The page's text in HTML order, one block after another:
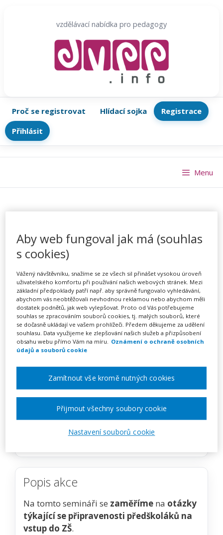
vzdělávací nabídka pro pedagogy
Proč se registrovat Hlídací sojka
Registrace
Přihlásit
Školní zralost – Kritéria
školní zralosti – kurz na klíč
PořádáINFRA, s.r.o.
TERMÍN
na klíč
MÍSTO
Celá ČR
16900 Kč
Zobrazit akci na webu pořadatele
Popis akce
Na tomto semináři se zaměříme na otázky
týkající se připravenosti předškoláků na
vstup do ZŠ.
Menu
Aby web fungoval jak má (souhlas
s cookies)
Vážený návštěvníku, snažíme se ze všech sil přinášet vysokou úroveň
uživatelského komfortu při používání našich webových stránek. Mezi
základní předpoklady patří např. aby správně fungovalo vyhledávání,
abychom vás neobtěžovali nevhodnou reklamou nebo abychom měli
dostatek podnětů, jak web vylepšovat. Proto od Vás potřebujeme
souhlas se zpracováním souborů cookies, tj. malých souborů, které
se dočasně ukládají ve vašem prohlížeči. Předem děkujeme za udělení
souhlasu. Data využijeme ke zlepšování našich služeb a přizpůsobení
obsahu webu přímo Vám na míru. Oznámení o ochraně osobních
údajů a souborů cookie
Nastavení souborů cookie
Zamítnout vše kromě nutných cookies
Přijmout všechny soubory cookie